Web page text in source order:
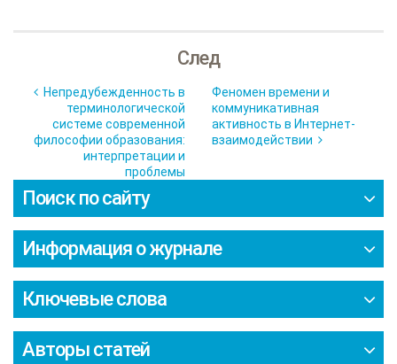
След
Непредубежденность в
терминологической
системе современной
философии образования:
интерпретации и
проблемы
Феномен времени и
коммуникативная
активность в Интернет-
взаимодействии
Поиск по сайту
Информация о журнале
Ключевые слова
Авторы статей